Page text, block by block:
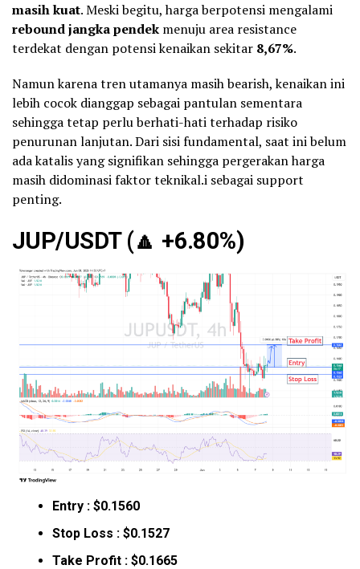
masih kuat. Meski begitu, harga berpotensi mengalami
rebound jangka pendek menuju area resistance
terdekat dengan potensi kenaikan sekitar 8,67%.
Namun karena tren utamanya masih bearish, kenaikan ini
lebih cocok dianggap sebagai pantulan sementara
sehingga tetap perlu berhati-hati terhadap risiko
penurunan lanjutan. Dari sisi fundamental, saat ini belum
ada katalis yang signifikan sehingga pergerakan harga
masih didominasi faktor teknikal.i sebagai support
penting.
JUP/USDT (🔼 +6.80%)
Entry : $0.1560
Stop Loss : $0.1527
Take Profit : $0.1665